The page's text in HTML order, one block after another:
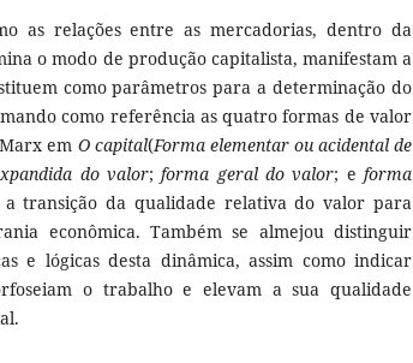
as relações entre as mercadorias, dentro da
o modo de produção capitalista, manifestam a
como parâmetros para a determinação do
como referência as quatro formas de valor
em O capital(Forma elementar ou acidental de
do valor;forma geral do valor; eforma
a transição da qualidade relativa do valor para
econômica. Também se almejou distinguir
e lógicas desta dinâmica, assim como indicar
o trabalho e elevam a sua qualidade